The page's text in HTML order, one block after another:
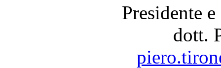
Presidente
dott.